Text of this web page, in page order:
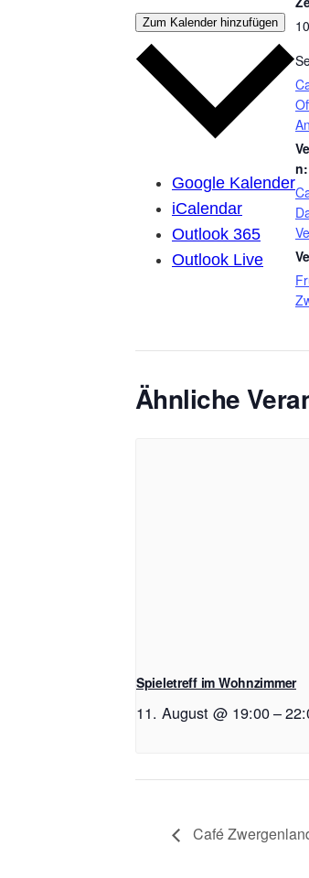
Zum Kalender hinzufügen
Google Kalender
iCalendar
Outlook 365
Outlook Live
n:
Ähnliche
Spieletreff im Wohnzimmer
11. August @ 19:00–
Café